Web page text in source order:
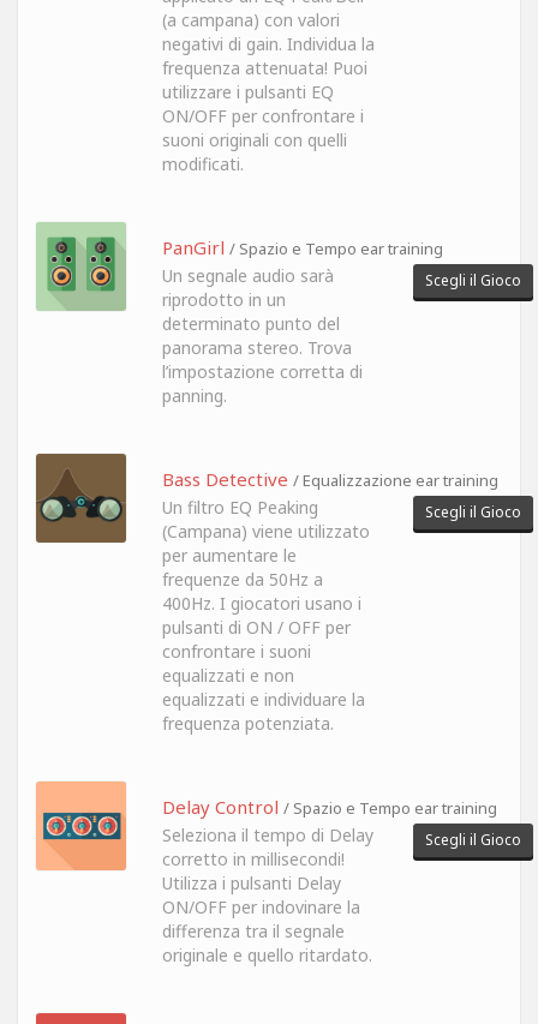
(a campana) con valori
negativi di gain. Individua la
frequenza attenuata! Puoi
utilizzare i pulsanti EQ
ON/OFF per confrontare i
suoni originali con quelli
modificati.
PanGirl / Spazio e Tempo ear training
Un segnale audio sarà
riprodotto in un
determinato punto del
panorama stereo. Trova
l’impostazione corretta di
panning.
Scegli il Gioco
Bass Detective / Equalizzazione ear training
Un filtro EQ Peaking
(Campana) viene utilizzato
per aumentare le
frequenze da 50Hz a
400Hz. I giocatori usano i
pulsanti di ON / OFF per
confrontare i suoni
equalizzati e non
equalizzati e individuare la
frequenza potenziata.
Scegli il Gioco
Delay Control / Spazio e Tempo ear training
Seleziona il tempo di Delay
corretto in millisecondi!
Utilizza i pulsanti Delay
ON/OFF per indovinare la
differenza tra il segnale
originale e quello ritardato.
Scegli il Gioco